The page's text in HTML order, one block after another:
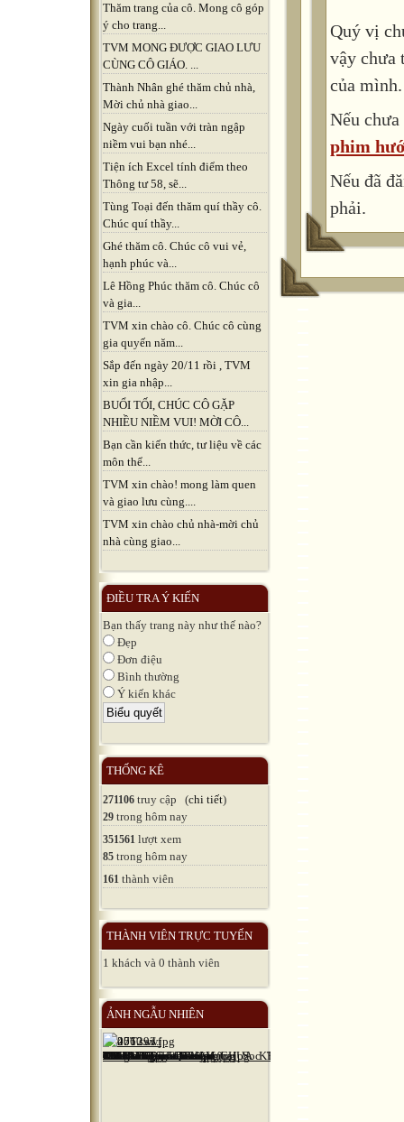
Thăm trang của cô. Mong cô góp
ý cho trang...
TVM MONG ĐƯỢC GIAO LƯU
CÙNG CÔ GIÁO. ...
Thành Nhân ghé thăm chủ nhà,
Mời chủ nhà giao...
Ngày cuối tuần với tràn ngập
niềm vui bạn nhé...
Tiện ích Excel tính điểm theo
Thông tư 58, sẽ...
Tùng Toại đến thăm quí thầy cô.
Chúc quí thầy...
Ghé thăm cô. Chúc cô vui vẻ,
hạnh phúc và...
Lê Hồng Phúc thăm cô. Chúc cô
và gia...
TVM xin chào cô. Chúc cô cùng
gia quyến năm...
Sắp đến ngày 20/11 rồi , TVM
xin gia nhập...
BUỔI TỐI, CHÚC CÔ GẶP
NHIỀU NIỀM VUI! MỜI CÔ...
Bạn cần kiến thức, tư liệu về các
môn thể...
TVM xin chào! mong làm quen
và giao lưu cùng....
TVM xin chào chủ nhà-mời chủ
nhà cùng giao...
ĐIỀU TRA Ý KIẾN
Bạn thấy trang này như thế nào?
Đẹp
Đơn điệu
Bình thường
Ý kiến khác
THỐNG KÊ
271106 truy cập (chi tiết)
29 trong hôm nay
351561 lượt xem
85 trong hôm nay
161 thành viên
THÀNH VIÊN TRỰC TUYẾN
1 khách và 0 thành viên
ẢNH NGẪU NHIÊN
Quý vị
vậy chưa
của mình.
Nếu
phim
Nếu đã
phải.